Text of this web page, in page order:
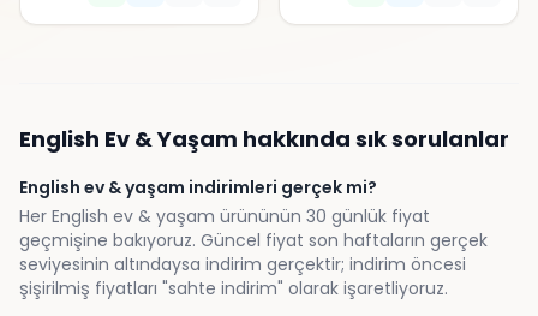
English Ev & Yaşam hakkında sık sorulanlar
English ev & yaşam indirimleri gerçek mi?
Her English ev & yaşam ürününün 30 günlük fiyat
geçmişine bakıyoruz. Güncel fiyat son haftaların gerçek
seviyesinin altındaysa indirim gerçektir; indirim öncesi
şişirilmiş fiyatları "sahte indirim" olarak işaretliyoruz.